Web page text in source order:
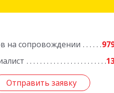
на сопровождении
Отправить заявку
Отправить заявку